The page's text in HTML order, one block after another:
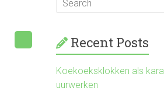
Recent Posts
Koekoeksklokken als
uurwerken